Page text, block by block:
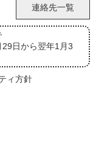
連絡先一覧
日から翌年1月3
ィ方針